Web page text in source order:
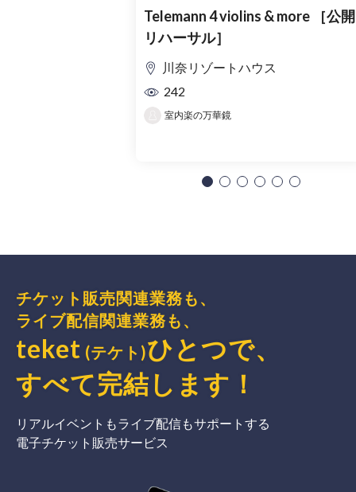
Telemann 4 violins & more ［公開
リハーサル］
川奈リゾートハウス
242
室内楽の万華鏡
チケット販売関連業務も、
ライブ配信関連業務も、
teket (テケト)ひとつで、
すべて完結 します ！
リアルイベントもライブ配信もサポートする
電子チケット販売サービス